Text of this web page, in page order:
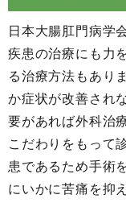
日本大腸肛門病学
疾患の治療にも力
る治療方法もあり
か症状が改善され
要があれば外科治
こだわりをもって
患であるため手術
にいかに苦痛を抑